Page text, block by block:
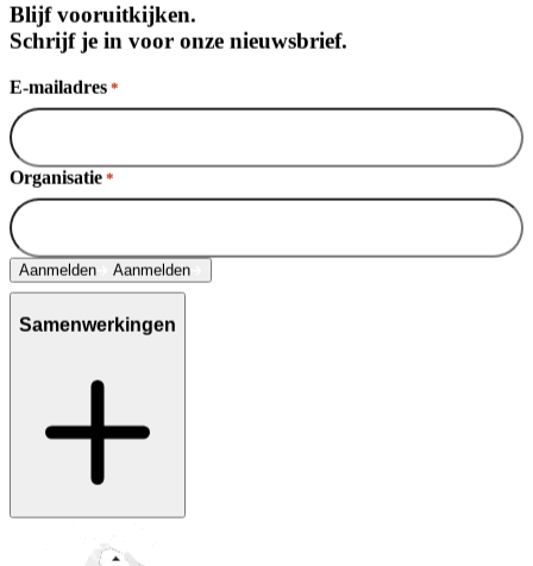
Blijf vooruitkijken.
Schrijf je in voor onze nieuwsbrief.
E-mailadres *
Organisatie *
Aanmelden Aanmelden
Samenwerkingen